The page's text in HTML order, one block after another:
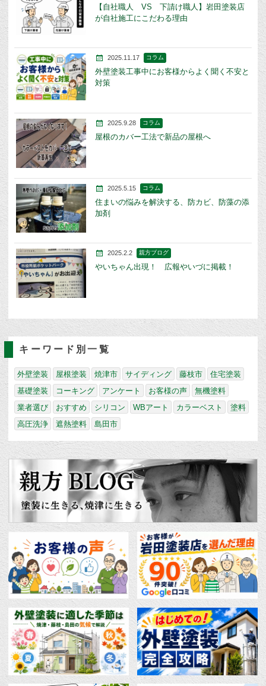
【自社職人 VS 下請け職人】岩田塗装店
が自社施工にこだわる理由
2025.11.17 コラム
外壁塗装工事中にお客様からよく聞く不安と
対策
2025.9.28 コラム
屋根のカバー工法で新品の屋根へ
2025.5.15 コラム
住まいの悩みを解決する、防カビ、防藻の添
加剤
2025.2.2 親方ブログ
やいちゃん出現！ 広報やいづに掲載！
キーワード別一覧
外壁塗装 屋根塗装 焼津市 サイディング 藤枝市
住宅塗装
基礎塗装
コーキング アンケート お客様の声
無機塗料
業者選び
おすすめ シリコン WBアート カラーベスト
塗料
高圧洗浄
遮熱塗料 島田市